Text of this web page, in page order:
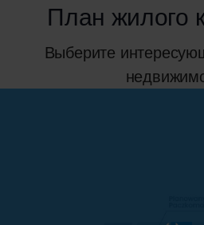
План жилого
Выберите